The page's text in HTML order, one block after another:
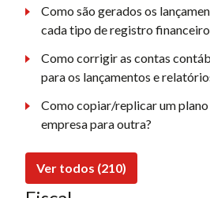
Como são gerados os
cada tipo de registro
Como corrigir as contas
para os lançamentos e
Como copiar/replicar um
empresa para outra?
Ver todos (210)